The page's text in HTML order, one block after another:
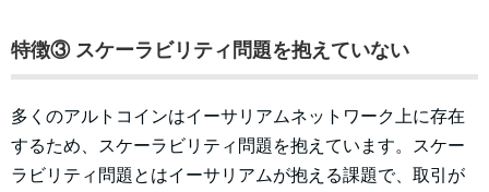
特徴③ スケーラビリティ問題を抱えていない
多くのアルトコインはイーサリアムネットワーク上に存在
するため、スケーラビリティ問題を抱えています。スケー
ラビリティ問題とはイーサリアムが抱える課題で、取引が